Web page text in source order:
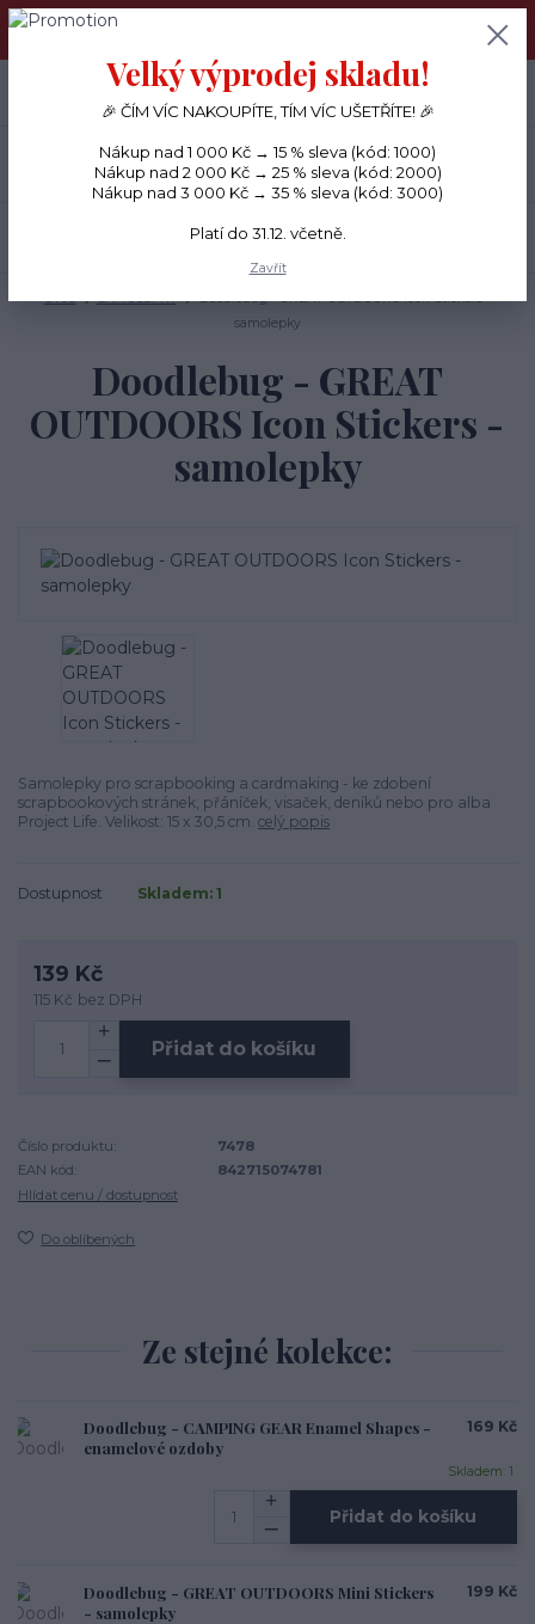
PŘÁNÍČKA a PAPÍROVÉ DÁRKY odesílám každý den, KREATIVNÍ
Menu
CZK
+420 734 380 930
(Po-Ne, 8-20 hod.)
samolepky
Doodlebug - GREAT
OUTDOORS Icon Stickers -
samolepky
Samolepky pro scrapbooking a cardmaking - ke zdobení
scrapbookových stránek, přáníček, visaček, deníků nebo pro alba
Project Life. Velikost: 15 x 30,5 cm. celý popis
Dostupnost Skladem: 1
139 Kč
115 Kč bez DPH
Přidat do košíku
Číslo produktu:
7478
EAN kód:
842715074781
Hlídat cenu / dostupnost
Do oblíbených
Ze stejné kolekce:
Doodlebug - CAMPING GEAR Enamel Shapes -
enamelové ozdoby
169 Kč
Skladem: 1
Přidat do košíku
Doodlebug - GREAT OUTDOORS Mini Stickers
- samolepky
199 Kč
Velký výprodej skladu!
🎉 ČÍM VÍC NAKOUPÍTE, TÍM VÍC UŠETŘÍTE! 🎉
Nákup nad 1 000 Kč → 15 % sleva (kód: 1000)
Nákup nad 2 000 Kč → 25 % sleva (kód: 2000)
Nákup nad 3 000 Kč → 35 % sleva (kód: 3000)
Platí do 31.12. včetně.
Zavřít